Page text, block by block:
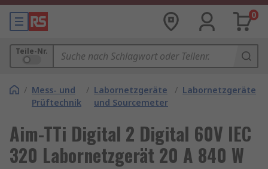
0
Teile-Nr.
/ Mess- und
Prüftechnik
/ Labornetzgeräte
und Sourcemeter
/ Labornetzgeräte
Aim-TTi Digital 2 Digital 60V IEC
320 Labornetzgerät 20 A 840 W